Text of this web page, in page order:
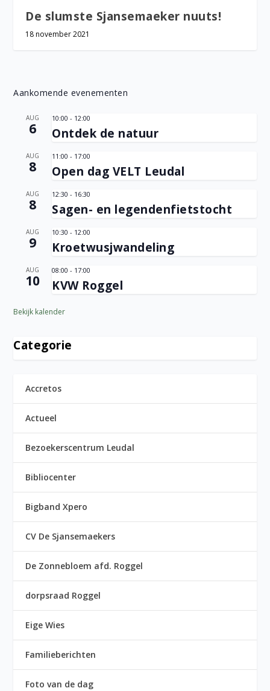
De slumste Sjansemaeker nuuts!
18 november 2021
Aankomende evenementen
AUG
6
10:00 - 12:00
Ontdek de natuur
AUG
8
11:00 - 17:00
Open dag VELT Leudal
AUG
8
12:30 - 16:30
Sagen- en legendenfietstocht
AUG
9
10:30 - 12:00
Kroetwusjwandeling
AUG
10
08:00 - 17:00
KVW Roggel
Bekijk kalender
Categorie
Accretos
Actueel
Bezoekerscentrum Leudal
Bibliocenter
Bigband Xpero
CV De Sjansemaekers
De Zonnebloem afd. Roggel
dorpsraad Roggel
Eige Wies
Familieberichten
Foto van de dag